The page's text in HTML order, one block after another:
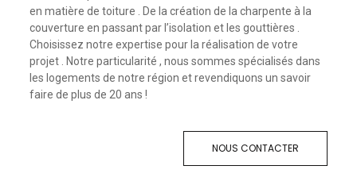
en matière de toiture . De la création de la charpente à la
couverture en passant par l’isolation et les gouttières .
Choisissez notre expertise pour la réalisation de votre
projet . Notre particularité , nous sommes spécialisés dans
les logements de notre région et revendiquons un savoir
faire de plus de 20 ans !
NOUS CONTACTER